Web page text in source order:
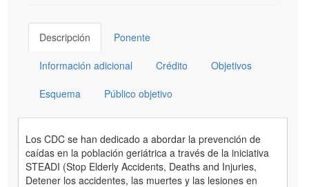
Descripción Ponente
Información adicional Crédito Objetivos
Esquema Público objetivo
Los CDC se han dedicado a abordar la prevención de
caídas en la población geriátrica a través de la iniciativa
STEADI (Stop Elderly Accidents, Deaths and Injuries,
Detener los accidentes, las muertes y las lesiones en